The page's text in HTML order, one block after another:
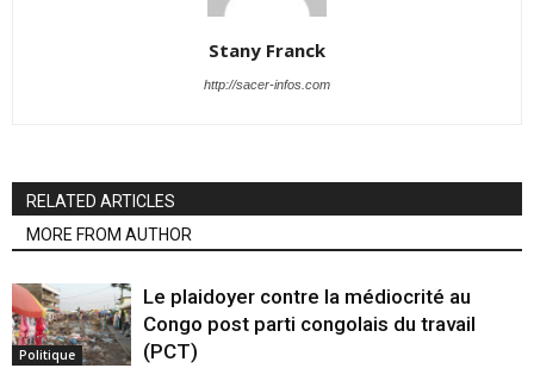
Stany Franck
http://sacer-infos.com
RELATED ARTICLES
MORE FROM AUTHOR
Politique
Le plaidoyer contre la médiocrité au
Congo post parti congolais du travail
(PCT)